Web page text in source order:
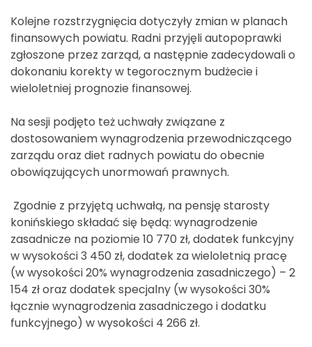
Kolejne rozstrzygnięcia dotyczyły zmian w planach
finansowych powiatu. Radni przyjęli autopoprawki
zgłoszone przez zarząd, a następnie zadecydowali o
dokonaniu korekty w tegorocznym budżecie i
wieloletniej prognozie finansowej.
Na sesji podjęto też uchwały związane z
dostosowaniem wynagrodzenia przewodniczącego
zarządu oraz diet radnych powiatu do obecnie
obowiązujących unormowań prawnych.
Zgodnie z przyjętą uchwałą, na pensję starosty
konińskiego składać się będą: wynagrodzenie
zasadnicze na poziomie 10 770 zł, dodatek funkcyjny
w wysokości 3 450 zł, dodatek za wieloletnią pracę
(w wysokości 20% wynagrodzenia zasadniczego) – 2
154 zł oraz dodatek specjalny (w wysokości 30%
łącznie wynagrodzenia zasadniczego i dodatku
funkcyjnego) w wysokości 4 266 zł.